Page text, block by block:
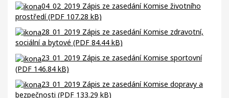
04_02_2019 Zápis ze zasedání Komise životního
prostředí (PDF 107.28 kB)
28_01_2019 Zápis ze zasedání Komise zdravotní,
sociální a bytové (PDF 84.44 kB)
23_01_2019 Zápis ze zasedání Komise sportovní
(PDF 146.84 kB)
23_01_2019 Zápis ze zasedání Komise dopravy a
bezpečnosti (PDF 133.29 kB)